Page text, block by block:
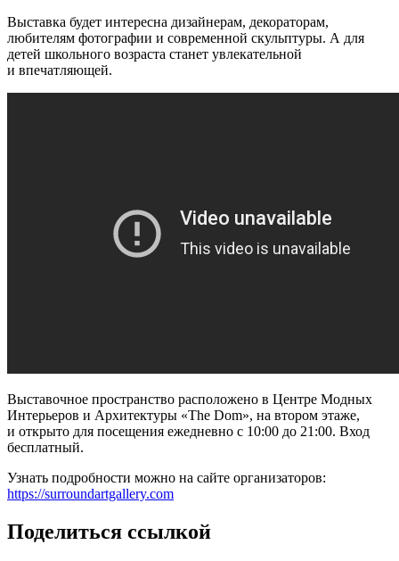
Выставка будет интересна дизайнерам, декораторам,
любителям фотографии и современной скульптуры. А для
детей школьного возраста станет увлекательной
и впечатляющей.
Выставочное пространство расположено в Центре Модных
Интерьеров и Архитектуры «The Dom», на втором этаже,
и открыто для посещения ежедневно с 10:00 до 21:00. Вход
бесплатный.
Узнать подробности можно на сайте организаторов:
https://surroundartgallery.com
Поделиться ссылкой